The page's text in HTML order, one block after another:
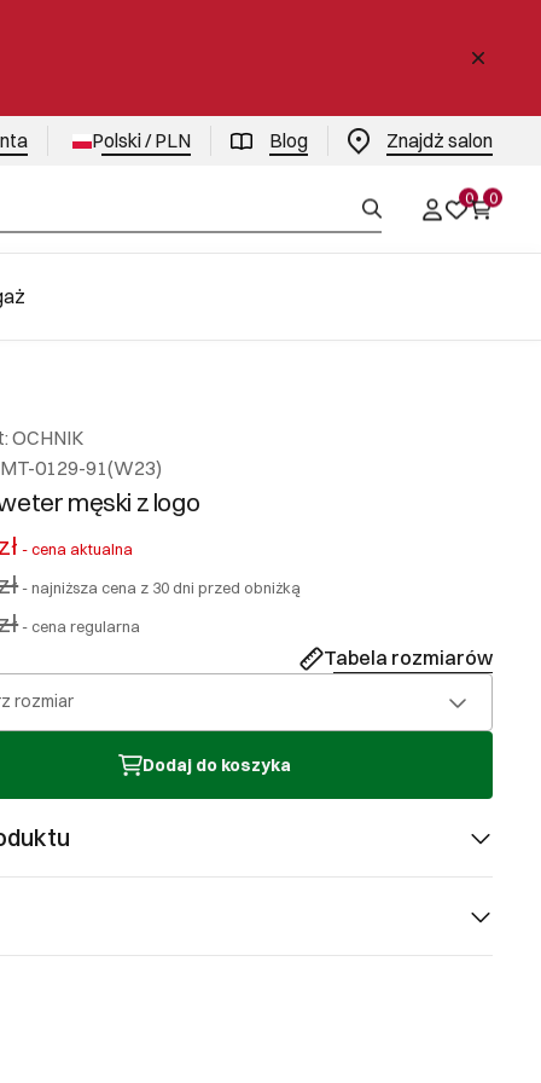
Polski / PLN Blog Znajdż salon
0 0
OCHNIK
0129-91(W23)
męski z logo
-cena aktualna
-najniższa cena z 30 dni przed obniżką
- cena regularna
Tabela rozmiarów
rozmiar
Dodaj do koszyka